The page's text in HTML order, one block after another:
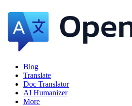
Blog
Translate
Doc Translator
AI Humanizer
More